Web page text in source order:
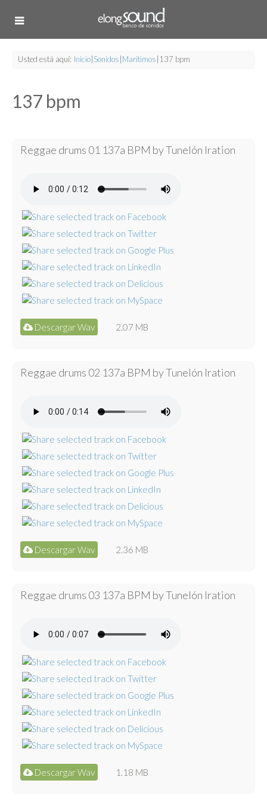
Usted está aquí: Inicio Sonidos Marítimos 137 bpm
137 bpm
Reggae drums 01 137a BPM by Tunelón Iration
Descargar Wav 2.07 MB
Reggae drums 02 137a BPM by Tunelón Iration
Descargar Wav 2.36 MB
Reggae drums 03 137a BPM by Tunelón Iration
Descargar Wav 1.18 MB